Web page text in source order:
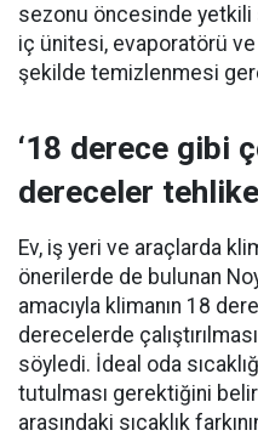
sezonu öncesinde yetkili
iç ünitesi, evaporatörü ve
şekilde temizlenmesi
‘18 derece gibi
dereceler
Ev, iş yeri ve araçlarda
önerilerde de bulunan
amacıyla klimanın 18
derecelerde
söyledi. İdeal oda
tutulması gerektiğini
arasındaki sıcaklık